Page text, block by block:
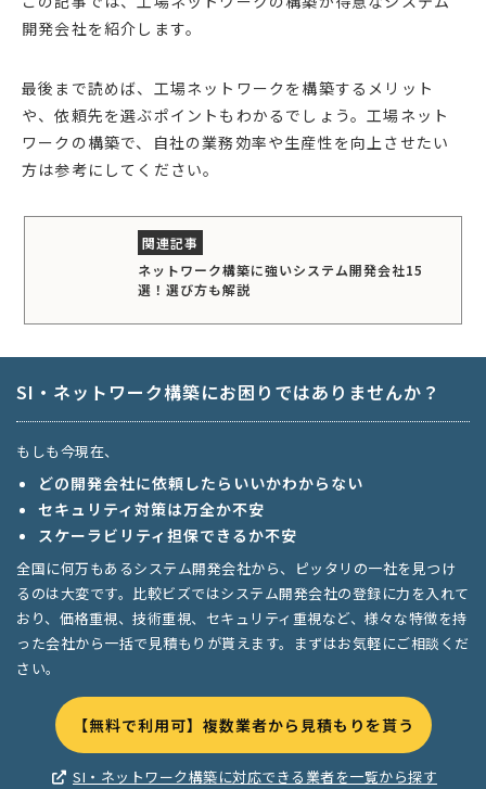
開発会社を紹介します。
最後まで読めば、工場ネットワークを構築するメリット
や、依頼先を選ぶポイントもわかるでしょう。工場ネット
ワークの構築で、自社の業務効率や生産性を向上させたい
方は参考にしてください。
ネットワーク構築に強いシステム開発会社15
選！選び方も解説
SI・ネットワーク構築にお困りではありませんか？
もしも今現在、
どの開発会社に依頼したらいいかわからない
セキュリティ対策は万全か不安
スケーラビリティ担保できるか不安
全国に何万もあるシステム開発会社から、ピッタリの一社を見つけ
るのは大変です。比較ビズではシステム開発会社の登録に力を入れて
おり、価格重視、技術重視、セキュリティ重視など、様々な特徴を持
った会社から一括で見積もりが貰えます。まずはお気軽にご相談くだ
さい。
【無料で利用可】複数業者から見積もりを貰う
SI・ネットワーク構築に対応できる業者を一覧から探す